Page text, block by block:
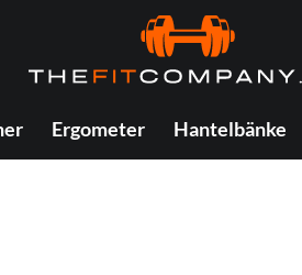
Ergometer Hantelbänke